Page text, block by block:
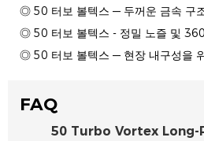
◎ 50 터보 볼텍스 — 두꺼운 금속 구
◎ 50 터보 볼텍스 - 정밀 노즐 및
◎ 50 터보 볼텍스 — 현장 내구성을
FAQ
50 Turbo Vortex Long-